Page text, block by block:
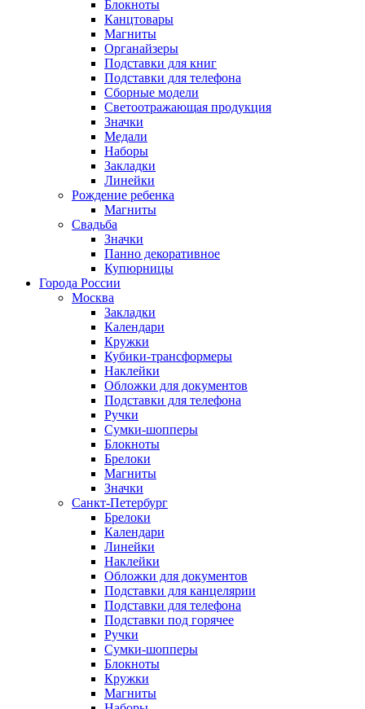
Блокноты
Канцтовары
Магниты
Органайзеры
Подставки для книг
Подставки для телефона
Сборные модели
Светоотражающая продукция
Значки
Медали
Наборы
Закладки
Линейки
Рождение ребенка
Магниты
Свадьба
Значки
Панно декоративное
Купюрницы
Города России
Москва
Закладки
Календари
Кружки
Кубики-трансформеры
Наклейки
Обложки для документов
Подставки для телефона
Ручки
Сумки-шопперы
Блокноты
Брелоки
Магниты
Значки
Санкт-Петербург
Брелоки
Календари
Линейки
Наклейки
Обложки для документов
Подставки для канцелярии
Подставки для телефона
Подставки под горячее
Ручки
Сумки-шопперы
Блокноты
Кружки
Магниты